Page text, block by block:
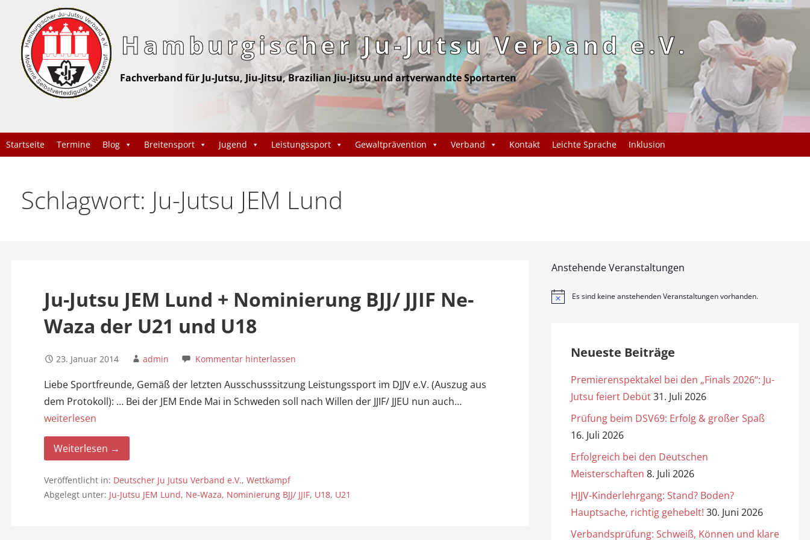
s
Hamburgischer Ju-Jutsu Verband e.V.
Fachverband für Ju-Jutsu, Jiu-Jitsu, Brazilian Jiu-Jitsu und artverwandte Sportarten
Startseite Termine Blog Breitensport Jugend Leistungssport Gewaltprävention Verband Kontakt Leichte Sprache Inklusion
Schlagwort: Ju-Jutsu JEM Lund
Ju-Jutsu JEM Lund + Nominierung BJJ/ JJIF Ne-
Waza der U21 und U18
23. Januar 2014 admin Kommentar hinterlassen
Liebe Sportfreunde, Gemäß der letzten Ausschusssitzung Leistungssport im DJJV e.V. (Auszug aus
dem Protokoll): … Bei der JEM Ende Mai in Schweden soll nach Willen der JJIF/ JJEU nun auch…
weiterlesen
Weiterlesen →
Veröffentlicht in: Deutscher Ju Jutsu Verband e.V., Wettkampf
Abgelegt unter: Ju-Jutsu JEM Lund, Ne-Waza, Nominierung BJJ/ JJIF, U18, U21
Anstehende Veranstaltungen
H
Es sind keine anstehenden Veranstaltungen vorhanden.
Neueste Beiträge
Premierenspektakel bei den „Finals 2026“: Ju-
Jutsu feiert Debüt31. Juli 2026
Prüfung beim DSV69: Erfolg & großer Spaß
16. Juli 2026
Erfolgreich bei den Deutschen
Meisterschaften 8. Juli 2026
HJJV-Kinderlehrgang: Stand? Boden?
Hauptsache, richtig gehebelt! 30. Juni 2026
Verbandsprüfung: Schweiß, Können und klare